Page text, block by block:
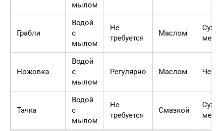
мылом
Грабли
Водой
с
мылом
Не
требуется
Маслом
Сухое
Ножовка
Водой
с
мылом
Регулярно Маслом
Тачка
Водой
с
мылом
Не
требуется
Смазкой
Сухое